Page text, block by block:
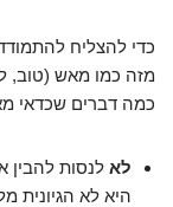
כדי להצליח
מזה כמו מאש (טוב,
כמה דברים שכדאי
לא לנסות להבין
היא לא הגיונית